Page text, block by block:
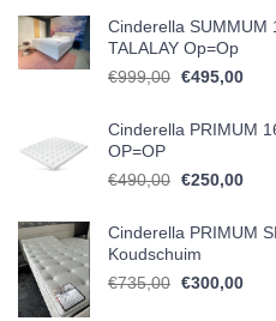
Cinderella SUMMUM
TALALAY Op=op
€999,00 €495,00
Cinderella PRIMUM
OP=OP
€490,00 €250,00
Cinderella PRIMUM
Koudschuim
€735,00 €300,00